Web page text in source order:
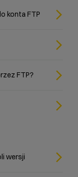
konta FTP
FTP?
wersji